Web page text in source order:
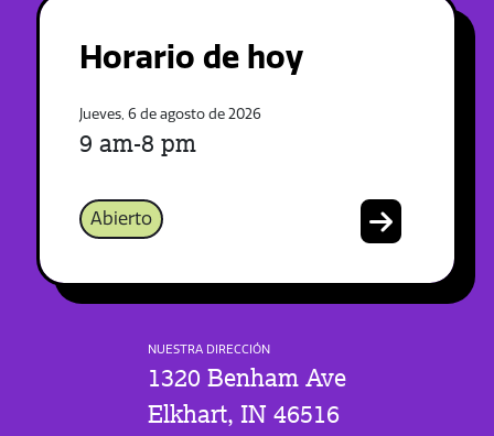
Horario de hoy
Jueves, 6 de agosto de 2026
9 am-8 pm
Abierto
NUESTRA DIRECCIÓN
1320 Benham Ave
Elkhart, IN 46516